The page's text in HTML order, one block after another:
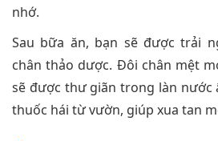
nhớ.
Sau bữa ăn, bạn sẽ được trải
chân thảo dược. Đôi chân mệt
sẽ được thư giãn trong làn nước
thuốc hái từ vườn, giúp xua tan